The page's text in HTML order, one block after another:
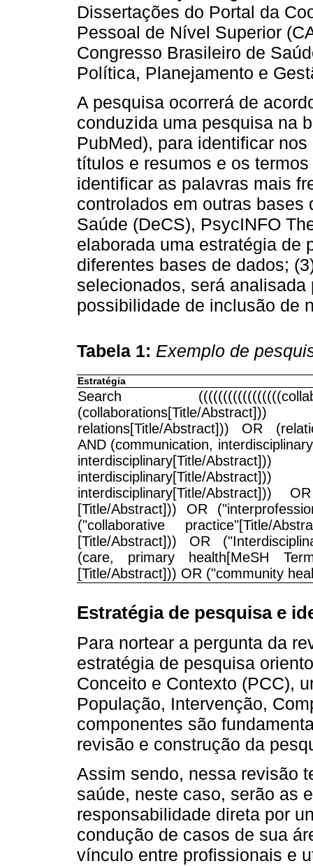
Dissertações do Portal da
Pessoal de Nível Superior
Congresso Brasileiro de
Política, Planejamento e
A pesquisa ocorrerá de
conduzida uma pesquisa na
PubMed), para identificar
títulos e resumos e os
identificar as palavras mais
controlados em outras
Saúde (DeCS), PsycINFO
elaborada uma estratégia de
diferentes bases de dados;
selecionados, será
possibilidade de inclusão de
Tabela 1: Exemplo de
Estratégia
Search
(collaborations[Title/
relations[Title/Abstract])) OR
AND (communication,
interdisciplinary[Title/
interdisciplinary[Title/
interdisciplinary[Title/Abstract]))
[Title/Abstract])) OR
("collaborative practice"[Title/
[Title/Abstract])) OR
(care, primary health[MeSH
[Title/Abstract])) OR ("community
Estratégia de pesquisa e
Para nortear a pergunta da
estratégia de pesquisa
Conceito e Contexto (PCC),
População, Intervenção,
componentes são
revisão e construção da
Assim sendo, nessa revisão
saúde, neste caso, serão as
responsabilidade direta por
condução de casos de sua
vínculo entre profissionais e